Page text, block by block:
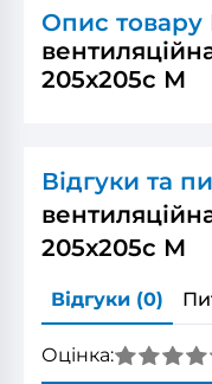
Опис товару
205x205с М
Відгуки та
205x205с М
Відгуки (0)
Оцінка: